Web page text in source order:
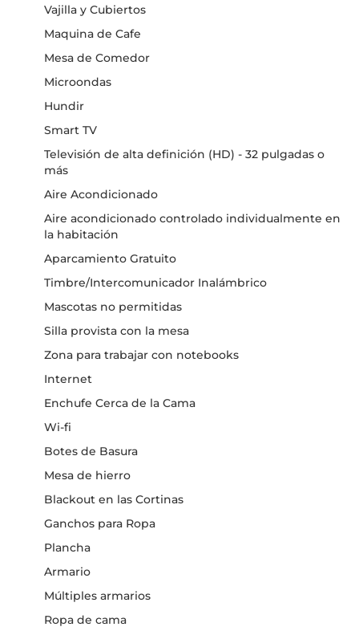
Vajilla y Cubiertos
Maquina de Cafe
Mesa de Comedor
Microondas
Hundir
Smart TV
Televisión de alta definición (HD) - 32 pulgadas o
más
Aire Acondicionado
Aire acondicionado controlado individualmente en
la habitación
Aparcamiento Gratuito
Timbre/Intercomunicador Inalámbrico
Mascotas no permitidas
Silla provista con la mesa
Zona para trabajar con notebooks
Internet
Enchufe Cerca de la Cama
Wi-fi
Botes de Basura
Mesa de hierro
Blackout en las Cortinas
Ganchos para Ropa
Plancha
Armario
Múltiples armarios
Ropa de cama